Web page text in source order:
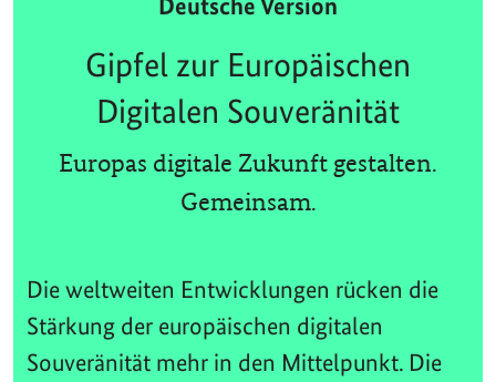
Deutsche Version
Gipfel zur Europäischen
Digitalen Souveränität
Europas digitale Zukunft gestalten.
Gemeinsam.
Die weltweiten Entwicklungen rücken die
Stärkung der europäischen digitalen
Souveränität mehr in den Mittelpunkt. Die